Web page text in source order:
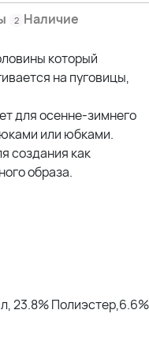
2 Наличие
который
на пуговицы,
для осенне-зимнего
или юбками.
создания как
образа.
23.8% Полиэстер,6.6%